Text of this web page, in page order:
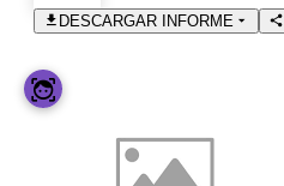
DESCARGAR INFORME